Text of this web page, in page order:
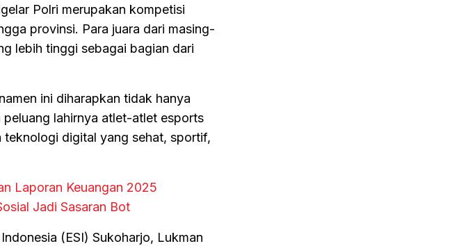
Polri merupakan kompetisi
provinsi. Para juara dari masing-
lebih tinggi sebagai bagian dari
ini diharapkan tidak hanya
lahirnya atlet-atlet esports
teknologi digital yang sehat, sportif,
Laporan Keuangan 2025
Jadi Sasaran Bot
(ESI) Sukoharjo, Lukman